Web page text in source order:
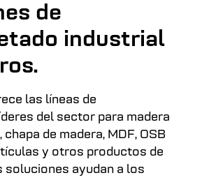
de
industrial
las líneas de
del sector para madera
de madera, MDF, OSB
y otros productos de
soluciones ayudan a los